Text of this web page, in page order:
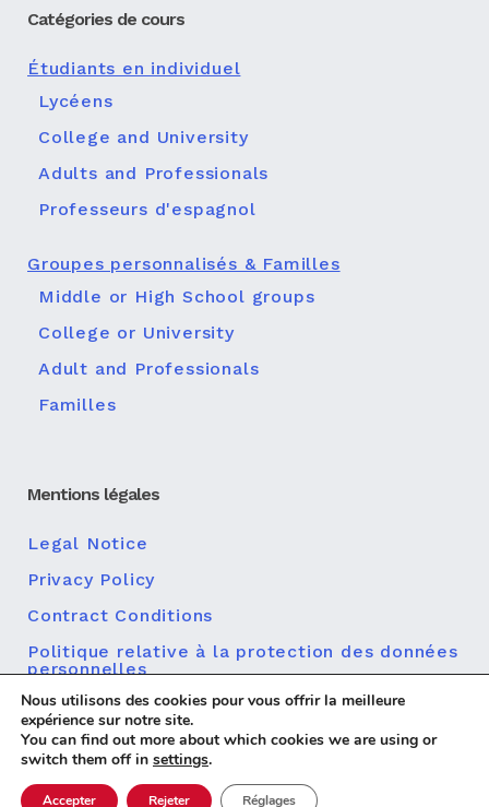
Catégories de cours
Étudiants en individuel
Lycéens
College and University
Adults and Professionals
Professeurs d'espagnol
Groupes personnalisés & Familles
Middle or High School groups
College or University
Adult and Professionals
Familles
Mentions légales
Legal Notice
Privacy Policy
Contract Conditions
Politique relative à la protection des données
personnelles
Politique en matière de cookies
Nous utilisons des cookies pour vous offrir la meilleure
expérience sur notre site.
You can find out more about which cookies we are using or
switch them off in settings.
Accepter Rejeter Réglages